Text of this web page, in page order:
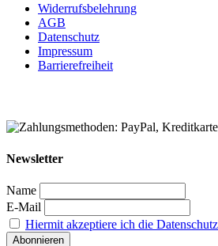
Widerrufsbelehrung
AGB
Datenschutz
Impressum
Barrierefreiheit
Newsletter
Name
E-Mail
Hiermit akzeptiere ich die